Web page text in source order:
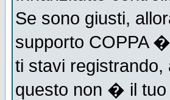
Se sono giusti,
supporto COPPA
ti stavi registrando,
questo non � il tuo